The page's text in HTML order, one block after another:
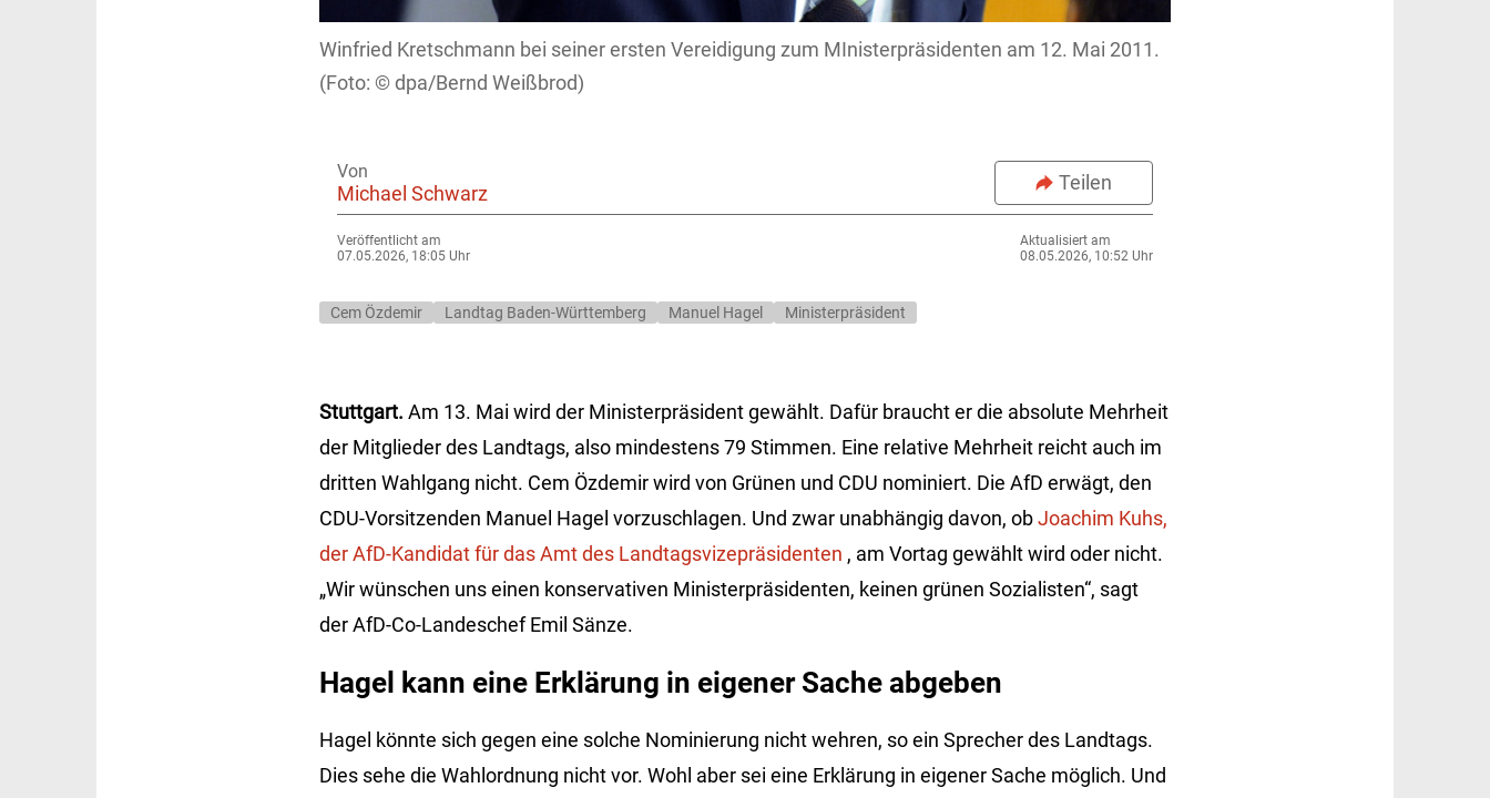
Winfried Kretschmann bei seiner ersten Vereidigung zum MInisterpräsidenten am 12. Mai 2011.
dpa/Bernd Weißbrod)
Von
Michael Schwarz Teilen
Veröffentlicht am
07.05.2026, 18:05 Uhr
Aktualisiert am
08.05.2026, 10:52 Uhr
Cem Özdemir Landtag Baden-Württemberg Manuel Hagel Ministerpräsident
Stuttgart. Am 13. Mai wird der Ministerpräsident gewählt. Dafür braucht er die absolute Mehrheit
der Mitglieder des Landtags, also mindestens 79 Stimmen. Eine relative Mehrheit reicht auch im
dritten Wahlgang nicht. Cem Özdemir wird von Grünen und CDU nominiert. Die AfD erwägt, den
CDU-Vorsitzenden Manuel Hagel vorzuschlagen. Und zwar unabhängig davon, obJoachim Kuhs,
der AfD-Kandidat für das Amt des Landtagsvizepräsidenten , am Vortag gewählt wird oder nicht.
„Wir wünschen uns einen konservativen Ministerpräsidenten, keinen grünen Sozialisten“, sagt
der AfD-Co-Landeschef Emil Sänze.
Hagel kann eine Erklärung in eigener Sache abgeben
Hagel könnte sich gegen eine solche Nominierung nicht wehren, so ein Sprecher des Landtags.
Dies sehe die Wahlordnung nicht vor. Wohl aber sei eine Erklärung in eigener Sache möglich. Und